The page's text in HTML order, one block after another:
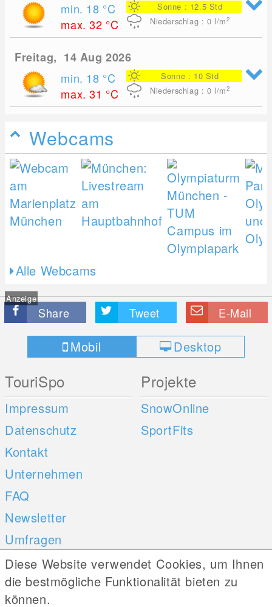
min. 18 °C
max. 32 °C
Sonne : 12.5 Std
Niederschlag : 0 l/m2
Freitag, 14 Aug 2026
min. 18 °C
max. 31 °C
Sonne : 10 Std
Niederschlag : 0 l/m2
Webcams
Alle Webcams
Anzeige
Share Tweet E-Mail
Mobil Desktop
TouriSpo
Impressum
Datenschutz
Kontakt
Unternehmen
FAQ
Newsletter
Umfragen
Projekte
SnowOnline
SportFits
Mobile Apps
iOS
Social Web
Diese Website verwendet Cookies, um Ihnen
die bestmögliche Funktionalität bieten zu
können.